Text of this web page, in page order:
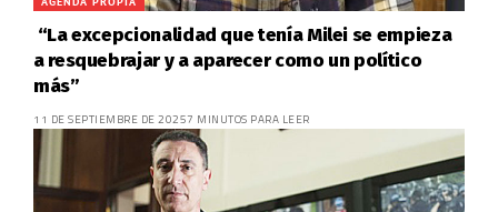
“La excepcionalidad que tenía Milei se empieza
a resquebrajar y a aparecer como un político
más”
11 DE SEPTIEMBRE DE 20257 MINUTOS PARA LEER